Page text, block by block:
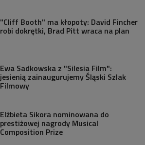
"Cliff Booth" ma kłopoty: David Fincher
robi dokrętki, Brad Pitt wraca na plan
Ewa Sadkowska z "Silesia Film":
jesienią zainaugurujemy Śląski Szlak
Filmowy
Elżbieta Sikora nominowana do
prestiżowej nagrody Musical
Composition Prize